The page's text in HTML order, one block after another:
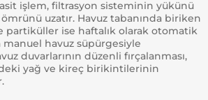
işlem, filtrasyon sisteminin yükünü
uzatır. Havuz tabanında biriken
partiküller ise haftalık olarak otomatik
havuz süpürgesiyle
duvarlarının düzenli fırçalanması,
yağ ve kireç birikintilerinin